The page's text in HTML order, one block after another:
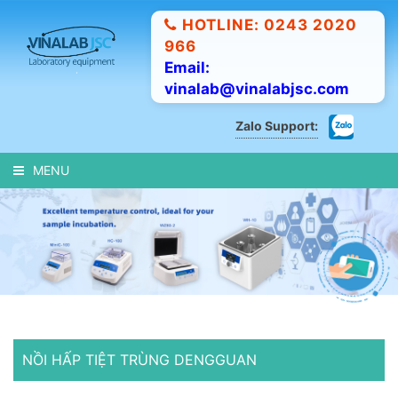
HOTLINE: 0243 2020
966
Email:
vinalab@vinalabjsc.com
Zalo Support:
MENU
NỒI HẤP TIỆT TRÙNG DENGGUAN